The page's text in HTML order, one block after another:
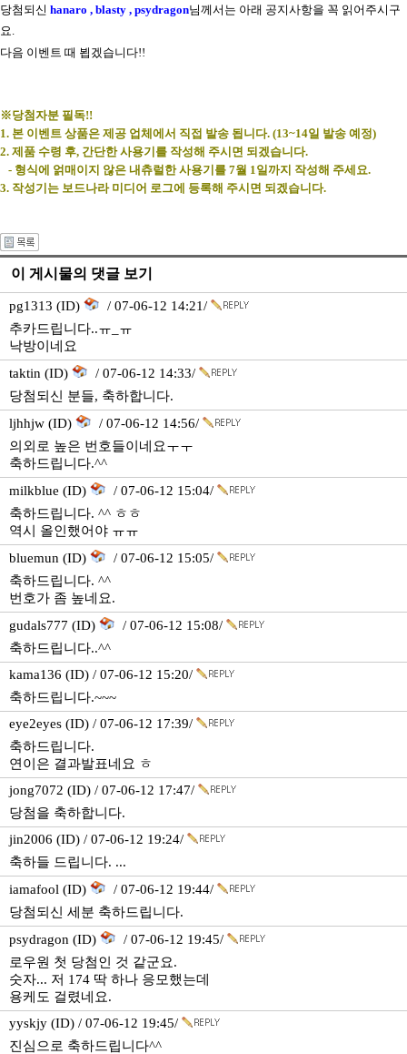
당첨되신 hanaro , blasty , psydragon님께서는 아래 공지사항을 꼭 읽어주시구
요.
다음 이벤트 때 뵙겠습니다!!
※당첨자분 필독!!
1. 본 이벤트 상품은 제공 업체에서 직접 발송 됩니다. (13~14일 발송 예정)
2. 제품 수령 후, 간단한 사용기를 작성해 주시면 되겠습니다.
- 형식에 얽매이지 않은 내츄럴한 사용기를 7월 1일까지 작성해 주세요.
3. 작성기는 보드나라 미디어 로그에 등록해 주시면 되겠습니다.
이 게시물의 댓글 보기
pg1313 (ID)
/ 07-06-12 14:21/
추카드립니다..ㅠ_ㅠ
낙방이네요
taktin (ID)
/ 07-06-12 14:33/
당첨되신 분들, 축하합니다.
ljhhjw (ID)
/ 07-06-12 14:56/
의외로 높은 번호들이네요ㅜㅜ
축하드립니다.^^
milkblue (ID)
/ 07-06-12 15:04/
축하드립니다. ^^ ㅎㅎ
역시 올인했어야 ㅠㅠ
bluemun (ID)
/ 07-06-12 15:05/
축하드립니다. ^^
번호가 좀 높네요.
gudals777 (ID)
/ 07-06-12 15:08/
축하드립니다..^^
kama136 (ID) / 07-06-12 15:20/
축하드립니다.~~~
eye2eyes (ID) / 07-06-12 17:39/
축하드립니다.
연이은 결과발표네요 ㅎ
jong7072 (ID) / 07-06-12 17:47/
당첨을 축하합니다.
jin2006 (ID) / 07-06-12 19:24/
축하들 드립니다. ...
iamafool (ID)
/ 07-06-12 19:44/
당첨되신 세분 축하드립니다.
psydragon (ID)
/ 07-06-12 19:45/
로우원 첫 당첨인 것 같군요.
숫자... 저 174 딱 하나 응모했는데
용케도 걸렸네요.
yyskjy (ID) / 07-06-12 19:45/
진심으로 축하드립니다^^